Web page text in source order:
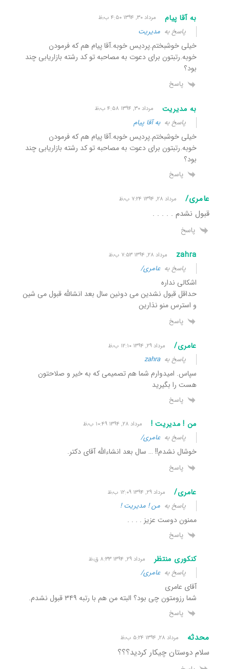
به آقا پیام مرداد ۳۰, ۱۳۹۴ ۴:۵۰ ب٫ظ
پاسخ به مدیریت
خیلی خوشبختم.پردیس خوبه.آقا پیام هم که فرمودن
خوبه.رتبتون برای دعوت به مصاحبه تو کد رشته بازاریابی چند
بود؟
پاسخ
به مدیریت مرداد ۳۰, ۱۳۹۴ ۴:۵۸ ب٫ظ
پاسخ بهبه آقا پیام
خیلی خوشبختم.پردیس خوبه.آقا پیام هم که فرمودن
خوبه.رتبتون برای دعوت به مصاحبه تو کد رشته بازاریابی چند
بود؟
پاسخ
عامری/ مرداد ۲۸, ۱۳۹۴ ۷:۲۴ ب٫ظ
قبول نشدم . . . . .
پاسخ
zahra مرداد ۲۸, ۱۳۹۴ ۷:۵۳ ب٫ظ
پاسخ بهعامری/
اشکالی نداره
حداقل قبول نشدین می دونین سال بعد انشالله قبول می شین
و استرس منو نذارین
پاسخ
عامری/ مرداد ۲۹, ۱۳۹۴ ۱۲:۱۰ ب٫ظ
پاسخ بهzahra
سپاس. امیدوارم شما هم تصمیمی که به خیر و صلاحتون
هست را بگیرید
پاسخ
من ! مدیریت ! مرداد ۲۸, ۱۳۹۴ ۱۰:۴۹ ب٫ظ
پاسخ بهعامری/
خوشال نشدم!! … سال بعد انشاءالله آقای دکتر.
پاسخ
عامری/ مرداد ۲۹, ۱۳۹۴ ۱۲:۰۹ ب٫ظ
پاسخ به من ! مدیریت !
ممنون دوست عزیز . . . .
پاسخ
کنکوری منتظر مرداد ۲۹, ۱۳۹۴ ۸:۳۳ ق٫ظ
پاسخ بهعامری/
آقای عامری
شما رزومتون چی بود؟ البته من هم با رتبه ۳۴۹ قبول نشدم.
پاسخ
محدثه مرداد ۲۸, ۱۳۹۴ ۵:۲۴ ب٫ظ
سلام دوستان چیکار کردید؟؟؟